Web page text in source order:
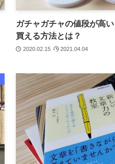
ガチャガチャの値段が高
買える方法とは？
2020.02.15 2021.04.04